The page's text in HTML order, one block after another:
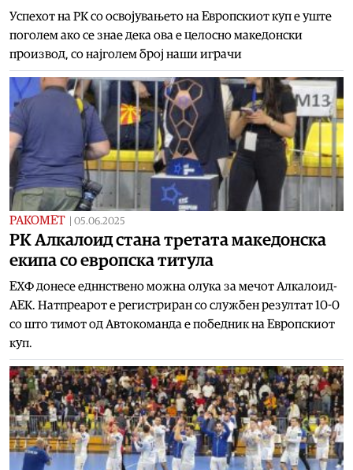
Успехот на РК со освојувањето на Европскиот куп е уште
поголем ако се знае дека ова е целосно македонски
производ, со најголем број наши играчи
РАКОМЕТ 05.06.2025
РК Алкалоид стана третата македонска
екипа со европска титула
ЕХФ донесе едннствено можна олука за мечот Алкалоид-
АЕК. Натпреарот е регистриран со службен резултат 10-0
со што тимот од Автокоманда е победник на Европскиот
куп.